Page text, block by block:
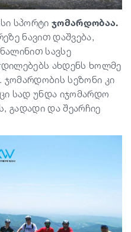
სპორტი ჯომარდობაა.
ნავით დაშვება,
სავსე
ახდენს ხოლმე
ჯომარდობის სეზონი კი
სად უნდა იჯომარდო
გადადი და შეარჩიე